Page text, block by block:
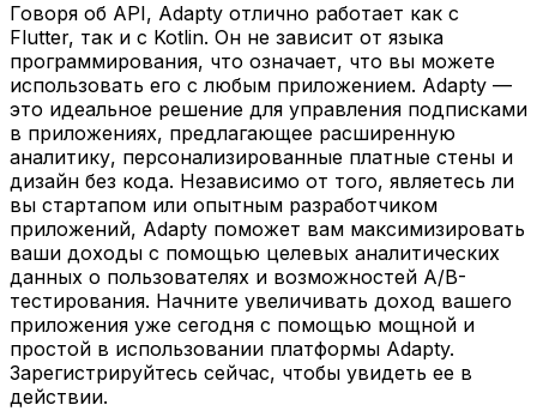
Говоря об API, Adapty отлично работает как с
Flutter, так и с Kotlin. Он не зависит от языка
программирования, что означает, что вы можете
использовать его с любым приложением. Adapty —
это идеальное решение для управления подписками
в приложениях, предлагающее расширенную
аналитику, персонализированные платные стены и
дизайн без кода. Независимо от того, являетесь ли
вы стартапом или опытным разработчиком
приложений, Adapty поможет вам максимизировать
ваши доходы с помощью целевых аналитических
данных о пользователях и возможностей A/B-
тестирования. Начните увеличивать доход вашего
приложения уже сегодня с помощью мощной и
простой в использовании платформы Adapty.
Зарегистрируйтесь сейчас, чтобы увидеть ее в
действии.